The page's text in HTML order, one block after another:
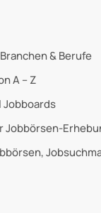
& Berufe
A – Z
Jobbörsen-